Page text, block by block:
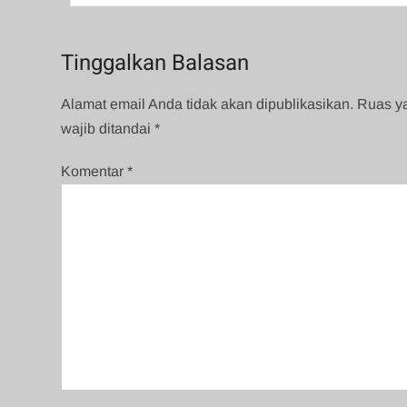
Tinggalkan Balasan
Alamat email Anda tidak akan dipublikasikan. Ruas
wajib ditandai*
Komentar*